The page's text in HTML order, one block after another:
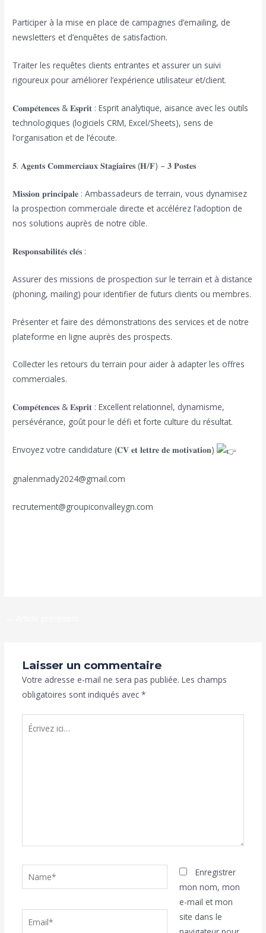
Participer à la mise en place de campagnes d’emailing, de
newsletters et d’enquêtes de satisfaction.
Traiter les requêtes clients entrantes et assurer un suivi
rigoureux pour améliorer l’expérience utilisateur et/client.
𝐂𝐨𝐦𝐩𝐞́𝐭𝐞𝐧𝐜𝐞𝐬 & 𝐄𝐬𝐩𝐫𝐢𝐭 : Esprit analytique, aisance avec les outils
technologiques (logiciels CRM, Excel/Sheets), sens de
l’organisation et de l’écoute.
𝟓. 𝐀𝐠𝐞𝐧𝐭𝐬 𝐂𝐨𝐦𝐦𝐞𝐫𝐜𝐢𝐚𝐮𝐱 𝐒𝐭𝐚𝐠𝐢𝐚𝐢𝐫𝐞𝐬 (𝐇/𝐅) – 𝟑 𝐏𝐨𝐬𝐭𝐞𝐬
𝐌𝐢𝐬𝐬𝐢𝐨𝐧 𝐩𝐫𝐢𝐧𝐜𝐢𝐩𝐚𝐥𝐞 : Ambassadeurs de terrain, vous dynamisez
la prospection commerciale directe et accélérez l’adoption de
nos solutions auprès de notre cible.
𝐑𝐞𝐬𝐩𝐨𝐧𝐬𝐚𝐛𝐢𝐥𝐢𝐭𝐞́𝐬 𝐜𝐥𝐞́𝐬 :
Assurer des missions de prospection sur le terrain et à distance
(phoning, mailing) pour identifier de futurs clients ou membres.
Présenter et faire des démonstrations des services et de notre
plateforme en ligne auprès des prospects.
Collecter les retours du terrain pour aider à adapter les offres
commerciales.
𝐂𝐨𝐦𝐩𝐞́𝐭𝐞𝐧𝐜𝐞𝐬 & 𝐄𝐬𝐩𝐫𝐢𝐭 : Excellent relationnel, dynamisme,
persévérance, goût pour le défi et forte culture du résultat.
Envoyez votre candidature (𝐂𝐕 𝐞𝐭 𝐥𝐞𝐭𝐭𝐫𝐞 𝐝𝐞 𝐦𝐨𝐭𝐢𝐯𝐚𝐭𝐢𝐨𝐧)
gnalenmady2024@gmail.com
recrutement@groupiconvalleygn.com
Laisser un commentaire
Votre adresse e-mail ne sera pas publiée. Les champs
obligatoires sont indiqués avec *
Écrivez
Name*
Enregistrer
mon nom, mon
e-mail et mon
site dans le